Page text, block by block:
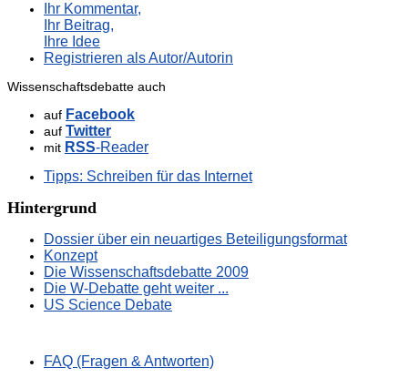
Ihr Kommentar,
Ihr Beitrag,
Ihre Idee
Registrieren als Autor/Autorin
Wissenschaftsdebatte auch
auf Facebook
auf Twitter
mit RSS-Reader
Tipps: Schreiben für das Internet
Hintergrund
Dossier über ein neuartiges Beteiligungsformat
Konzept
Die Wissenschaftsdebatte 2009
Die W-Debatte geht weiter ...
US Science Debate
FAQ (Fragen & Antworten)